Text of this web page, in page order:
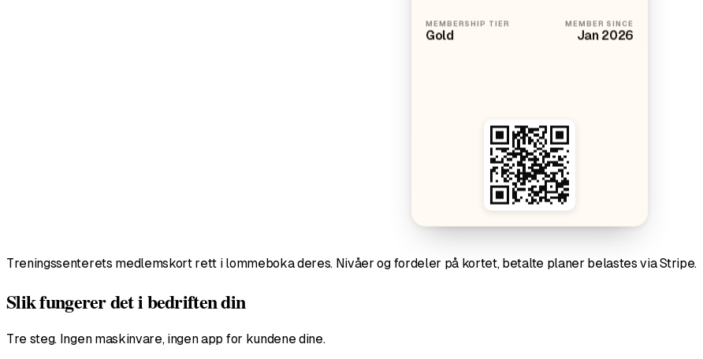
MEMBERSHIP TIER
Gold
MEMBER SINCE
Jan 2026
Treningssenterets medlemskort rett i lommeboka deres. Nivåer og fordeler på kortet, betalte planer belastes via Stripe.
Slik fungerer det i bedriften din
Tre steg. Ingen maskinvare, ingen app for kundene dine.